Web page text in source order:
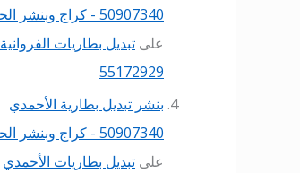
50907340 - كراج وبنشر الحمرا
على تبديل بطاريات الفروانية
55172929
بنشر تبديل بطارية الأحمدي
50907340 - كراج وبنشر الحمرا
على تبديل بطاريات الأحمدي